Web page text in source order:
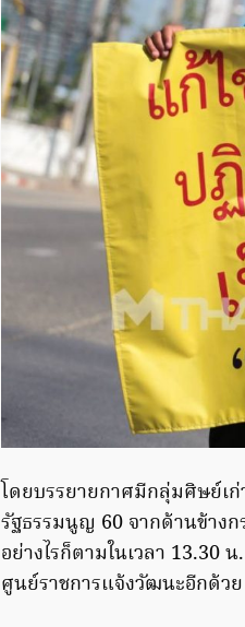
โดยบรรยายกาศมีกลุ่มศิษย์เ
รัฐธรรมนูญ 60 จากด้านข้าง
อย่างไรก็ตามในเวลา 13.30
ศูนย์ราชการแจ้งวัฒนะอีกด้วย